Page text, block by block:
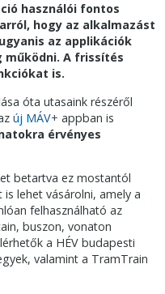
használói fontos
hogy az alkalmazást
az applikációk
működni. A frissítés
is.
óta utasaink részéről
új MÁV+ appban is
érvényes
betartva ez mostantól
lehet vásárolni, amely a
felhasználható az
buszon, vonaton
a HÉV budapesti
valamint a TramTrain